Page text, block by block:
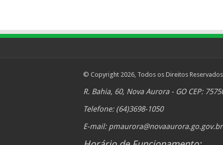
© Copyright 2026, Todos os Direitos
R. Bahia, 60, Nova Aurora - GO CEP:
Telefone: (64)3698-1050
E-mail: pmaurora@novaaurora.go.gov.br